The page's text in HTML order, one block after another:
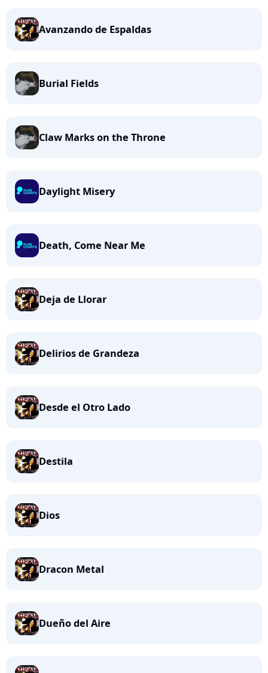
Avanzando de Espaldas
Burial Fields
Claw Marks on the Throne
Daylight Misery
Death, Come Near Me
Deja de Llorar
Delirios de Grandeza
Desde el Otro Lado
Destila
Dios
Dracon Metal
Dueño del Aire